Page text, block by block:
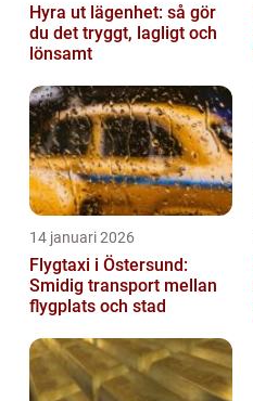
Hyra ut lägenhet: så gör
du det tryggt, lagligt och
lönsamt
14 januari 2026
Flygtaxi i Östersund:
Smidig transport mellan
flygplats och stad